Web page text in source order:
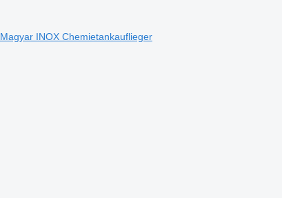
Magyar INOX Chemietankauflieger